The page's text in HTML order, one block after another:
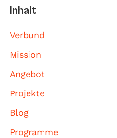
Inhalt
Verbund
Mission
Angebot
Projekte
Blog
Programme